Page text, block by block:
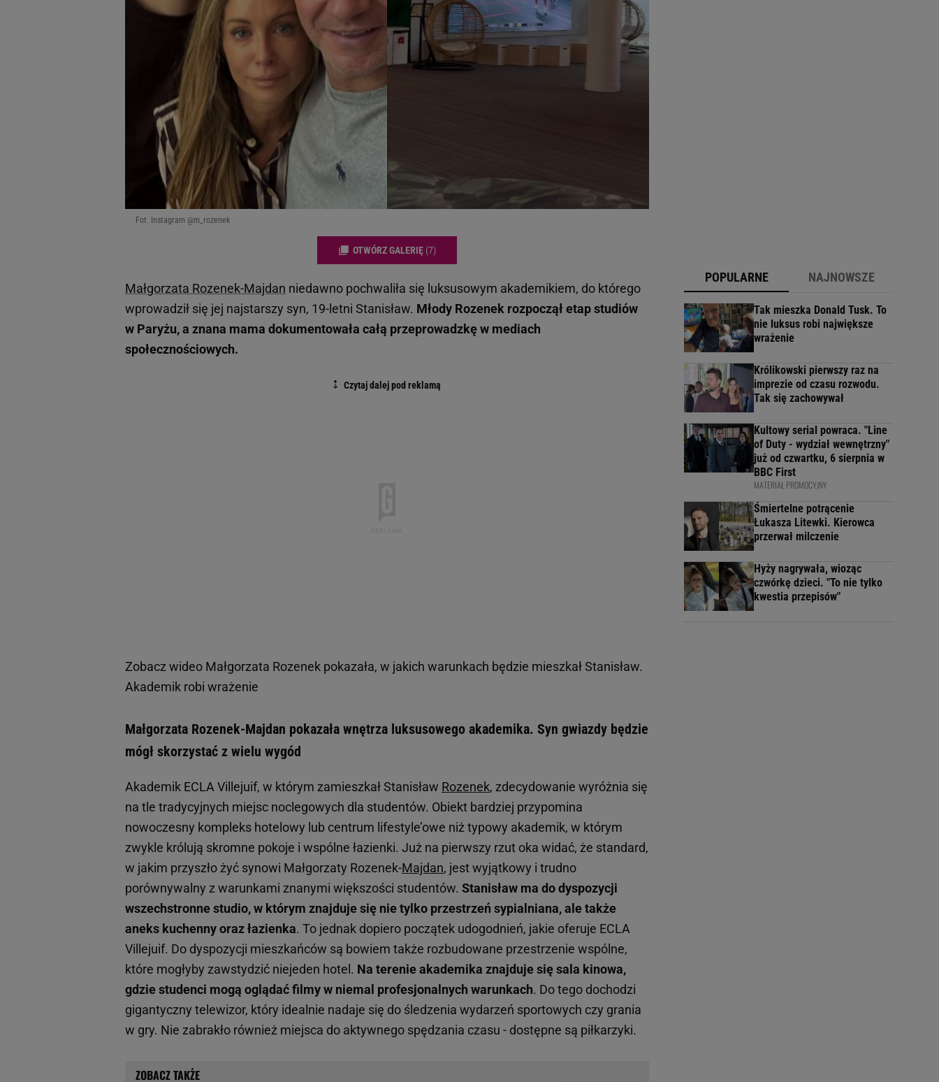
Fot. Instagram @m_rozenek
OTWÓRZ GALERIĘ (7)
Małgorzata Rozenek-Majdan niedawno pochwaliła się luksusowym akademikiem, do którego
wprowadził się jej najstarszy syn, 19-letni Stanisław. Młody Rozenek rozpoczął etap studiów
w Paryżu, a znana mama dokumentowała całą przeprowadzkę w mediach
społecznościowych.
Zobacz wideo Małgorzata Rozenek pokazała, w jakich warunkach będzie mieszkał Stanisław.
Akademik robi wrażenie
Małgorzata Rozenek-Majdan pokazała wnętrza luksusowego akademika. Syn gwiazdy będzie
mógł skorzystać z wielu wygód
Akademik ECLA Villejuif, w którym zamieszkał Stanisław Rozenek, zdecydowanie wyróżnia się
na tle tradycyjnych miejsc noclegowych dla studentów. Obiekt bardziej przypomina
nowoczesny kompleks hotelowy lub centrum lifestyle’owe niż typowy akademik, w którym
zwykle królują skromne pokoje i wspólne łazienki. Już na pierwszy rzut oka widać, że standard,
w jakim przyszło żyć synowi Małgorzaty Rozenek-Majdan, jest wyjątkowy i trudno
porównywalny z warunkami znanymi większości studentów. Stanisław ma do dyspozycji
wszechstronne studio, w którym znajduje się nie tylko przestrzeń sypialniana, ale także
aneks kuchenny oraz łazienka. To jednak dopiero początek udogodnień, jakie oferuje ECLA
Villejuif. Do dyspozycji mieszkańców są bowiem także rozbudowane przestrzenie wspólne,
które mogłyby zawstydzić niejeden hotel. Na terenie akademika znajduje się sala kinowa,
gdzie studenci mogą oglądać filmy w niemal profesjonalnych warunkach. Do tego dochodzi
gigantyczny telewizor, który idealnie nadaje się do śledzenia wydarzeń sportowych czy grania
w gry. Nie zabrakło również miejsca do aktywnego spędzania czasu - dostępne są piłkarzyki.
POPULARNE NAJNOWSZE
Tak mieszka Donald Tusk. To
nie luksus robi największe
wrażenie
Królikowski pierwszy raz na
imprezie od czasu rozwodu.
Tak się zachowywał
Kultowy serial powraca. "Line
of Duty - wydział wewnętrzny"
już od czwartku, 6 sierpnia w
BBC First
MATERIAŁ PROMOCYJNY
Śmiertelne potrącenie
Łukasza Litewki. Kierowca
przerwał milczenie
Hyży nagrywała, wioząc
czwórkę dzieci. "To nie tylko
kwestia przepisów"